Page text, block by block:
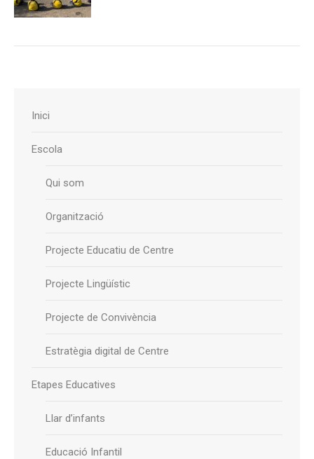
Inici
Escola
Qui som
Organització
Projecte Educatiu de Centre
Projecte Lingüístic
Projecte de Convivència
Estratègia digital de Centre
Etapes Educatives
Llar d’infants
Educació Infantil